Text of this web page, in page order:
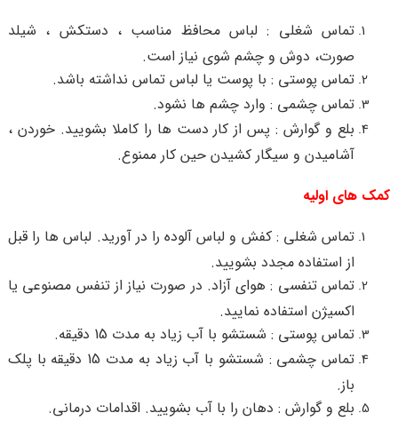
تماس شغلی : لباس محافظ مناسب ، دستکش ، شیلد
صورت، دوش و چشم شوی نیاز است.
تماس پوستی : با پوست یا لباس تماس نداشته باشد.
تماس چشمی : وارد چشم ها نشود.
بلع و گوارش : پس از کار دست ها را کاملا بشویید. خوردن ،
آشامیدن و سیگار کشیدن حین کار ممنوع.
کمک های اولیه
تماس شغلی : کفش و لباس آلوده را در آورید. لباس ها را قبل
از استفاده مجدد بشویید.
تماس تنفسی : هوای آزاد. در صورت نیاز از تنفس مصنوعی یا
اکسیژن استفاده نمایید.
تماس پوستی : شستشو با آب زیاد به مدت 15 دقیقه.
تماس چشمی : شستشو با آب زیاد به مدت 15 دقیقه با پلک
باز.
بلع و گوارش : دهان را با آب بشویید. اقدامات درمانی.